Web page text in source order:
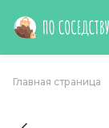
Главная страница